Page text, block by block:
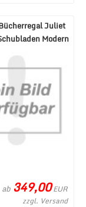
Juliet
Modern
ab 349,00EUR
zzgl. Versand